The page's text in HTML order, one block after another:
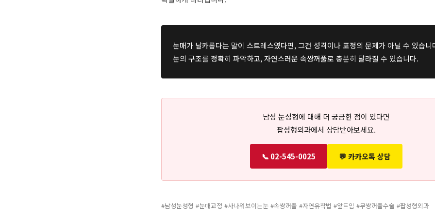
눈매가 날카롭다는 말이 스트레스였다면, 그건 성격이나 표정의 문제가 아닐 수 있습니
눈의 구조를 정확히 파악하고, 자연스러운 속쌍꺼풀로 충분히 달라질 수 있습니다.
남성 눈성형에 대해 더 궁금한 점이 있다면
팝성형외과에서 상담받아보세요.
📞 02-545-0025 💬 카카오톡 상담
#남성눈성형 #눈매교정 #사나워보이는눈 #속쌍꺼풀 #자연유착법 #앞트임 #무쌍꺼풀수술 #팝성형외과